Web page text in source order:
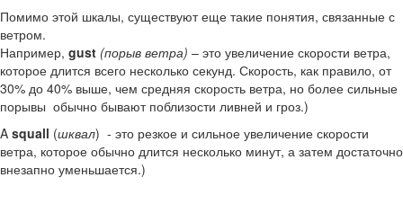
Помимо этой шкалы, существуют еще такие понятия, связанные с
ветром.
Например, gust (порыв ветра) – это увеличение скорости ветра,
которое длится всего несколько секунд. Скорость, как правило, от
30% до 40% выше, чем средняя скорость ветра, но более сильные
порывы обычно бывают поблизости ливней и гроз.)
A squall (шквал) - это резкое и сильное увеличение скорости
ветра, которое обычно длится несколько минут, а затем достаточно
внезапно уменьшается.)